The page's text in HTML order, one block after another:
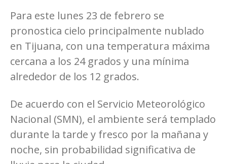
Para este lunes 23 de febrero se
pronostica cielo principalmente nublado
en Tijuana, con una temperatura máxima
cercana a los 24 grados y una mínima
alrededor de los 12 grados.
De acuerdo con el Servicio Meteorológico
Nacional (SMN), el ambiente será templado
durante la tarde y fresco por la mañana y
noche, sin probabilidad significativa de